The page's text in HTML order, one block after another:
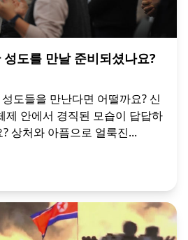
도를 만날 준비되셨나요?
도들을 만난다면 어떨까요? 신
제 안에서 경직된 모습이 답답하
상처와 아픔으로 얼룩진...